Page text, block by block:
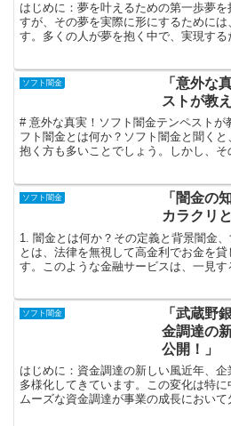
はじめに：夢を叶えるための第一歩夢
すが、その夢を実際に形にするために
す。多くの人が夢を抱く中で、実現す
極めて重要です。特に、個人融資はそ
ソフト闇金
「意外な
ストが教
# 意外な真実！ソフト闇金テンペストが
フト闇金とは何か？ソフト闇金と聞く
抱く方も多いことでしょう。しかし、
ソフト闇金
「闇金の
カラクリ
1. 闇金とは何か？その定義と背景闇金、
とは、法律を無視して高金利でお金を
す。このような金融サービスは、一見す
もしれませんが、その背後には厳しい現
ソフト闇金
「武蔵野
金調達の
公開！」
はじめに：資金調達の新しい風近年、
多様化してきています。この変化は特
ムーズな資金調達が事業の成長において
す。そんな中で、注目を集めているのが